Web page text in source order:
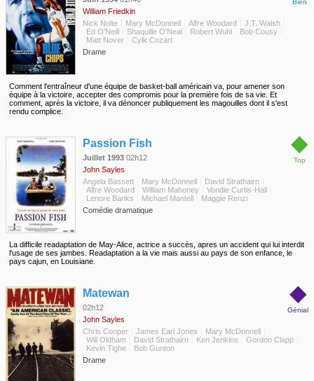
Bien
William Friedkin
Nick Nolte
Mary McDonnell Alfre Woodard
J.T. Walsh
Ed O'Neill
Shaquille O'Neal Robert Wuhl
Bob Cousy
Matt Nover
Cylk Cozart
Drame
Comment l'entraîneur d'une équipe de basket-ball américain va, pour amener son
équipe à la victoire, accepter des compromis pour la première fois de sa vie. Et
comment, après la victoire, il va dénoncer publiquement les magouilles dont il s'est
rendu complice.
◆
Top
Passion Fish
Juillet 1993 02h12
John Sayles
Angela Bassett
Mary McDonnell
David Strathairn
Alfre Woodard
William Mahoney
Vondie Curtis-Hall
Lenore Banks
Michael Mantell
Maggie Renzi
Comédie dramatique
La difficile readaptation de May-Alice, actrice a succès, apres un accident qui lui interdit
l'usage de ses jambes. Readaptation a la vie mais aussi au pays de son enfance, le
pays cajun, en Louisiane.
◆
Génial
Matewan
02h12
John Sayles
Chris Cooper
James Earl Jones
Mary McDonnell
Will Oldham
David Strathairn Ken Jenkins
Gordon Clapp
Kevin Tighe
Bob Gunton
Drame